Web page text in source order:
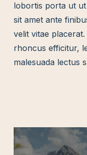
lobortis porta ut
sit amet ante
velit vitae
rhoncus efficitur,
malesuada lectus